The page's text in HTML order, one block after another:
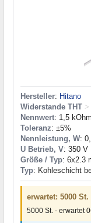
Hersteller: Hitano
Widerstande THT >
Nennwert: 1,5 kOhm
Toleranz: ±5%
Nennleistung, W:
U Betrieb, V: 350 V
Größe / Typ: 6x2.3
Typ: Kohleschicht
erwartet: 5000 St.
5000 St. - erwartet